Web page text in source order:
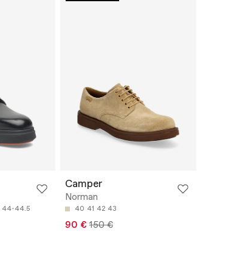
44-44.5
Camper
Norman
40 41 42 43
90 € 150 €